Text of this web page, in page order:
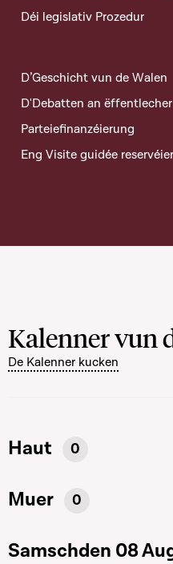
Déi legislativ Prozedur
D’Geschicht vun de Walen
D'Debatten an
Parteiefinanzéierung
Eng Visite guidée
Kalenner vun
De Kalenner kucken
Haut 0
Muer 0
Samschden 08